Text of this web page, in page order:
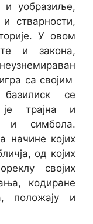
и уобразиље,
стварности,
У овом
и закона,
са својим
се
трајна и
и симбола.
начине којих
од којих
својих
кодиране
положају и